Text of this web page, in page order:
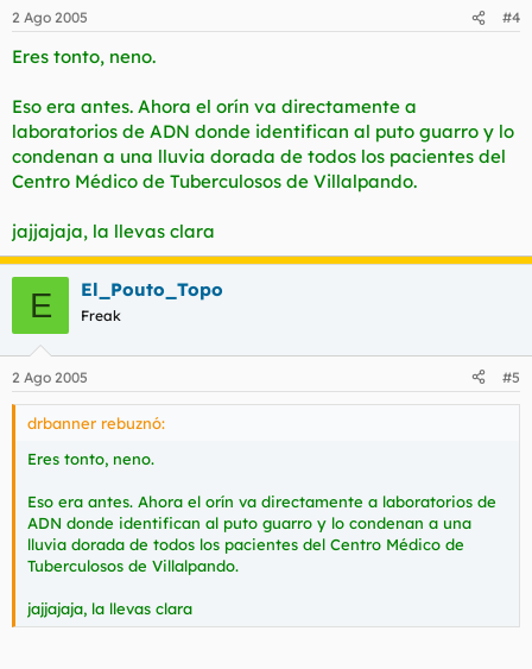
2 Ago 2005 #4
Eres tonto, neno.
Eso era antes. Ahora el orín va directamente a
laboratorios de ADN donde identifican al puto guarro y lo
condenan a una lluvia dorada de todos los pacientes del
Centro Médico de Tuberculosos de Villalpando.
jajjajaja, la llevas clara
E El_Pouto_Topo
Freak
2 Ago 2005 #5
drbanner rebuznó:
Eres tonto, neno.
Eso era antes. Ahora el orín va directamente a laboratorios de
ADN donde identifican al puto guarro y lo condenan a una
lluvia dorada de todos los pacientes del Centro Médico de
Tuberculosos de Villalpando.
jajjajaja, la llevas clara